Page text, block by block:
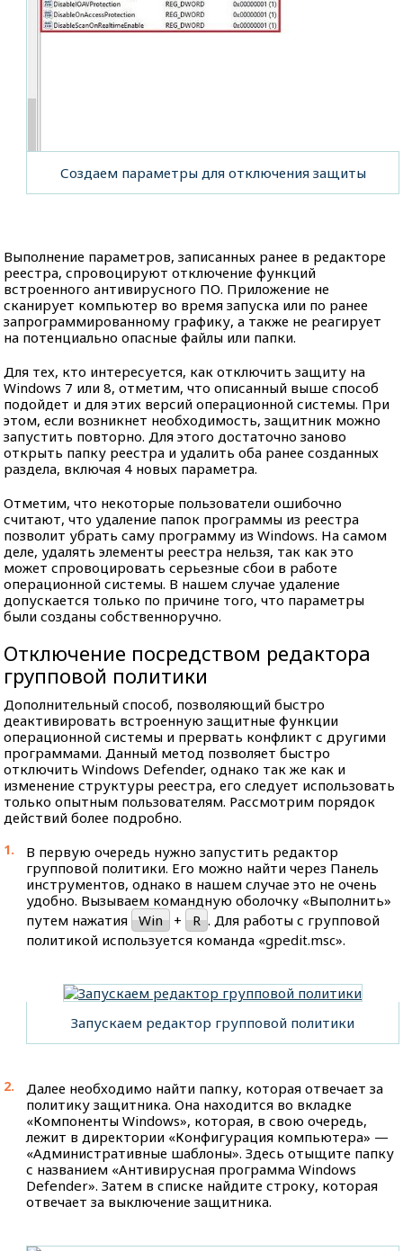
Создаем параметры для отключения защиты
Выполнение параметров, записанных ранее в редакторе
реестра, спровоцируют отключение функций
встроенного антивирусного ПО. Приложение не
сканирует компьютер во время запуска или по ранее
запрограммированному графику, а также не реагирует
на потенциально опасные файлы или папки.
Для тех, кто интересуется, как отключить защиту на
Windows 7 или 8, отметим, что описанный выше способ
подойдет и для этих версий операционной системы. При
этом, если возникнет необходимость, защитник можно
запустить повторно. Для этого достаточно заново
открыть папку реестра и удалить оба ранее созданных
раздела, включая 4 новых параметра.
Отметим, что некоторые пользователи ошибочно
считают, что удаление папок программы из реестра
позволит убрать саму программу из Windows. На самом
деле, удалять элементы реестра нельзя, так как это
может спровоцировать серьезные сбои в работе
операционной системы. В нашем случае удаление
допускается только по причине того, что параметры
были созданы собственноручно.
Отключение посредством редактора
групповой политики
Дополнительный способ, позволяющий быстро
деактивировать встроенную защитные функции
операционной системы и прервать конфликт с другими
программами. Данный метод позволяет быстро
отключить Windows Defender, однако так же как и
изменение структуры реестра, его следует использовать
только опытным пользователям. Рассмотрим порядок
действий более подробно.
В первую очередь нужно запустить редактор
групповой политики. Его можно найти через Панель
инструментов, однако в нашем случае это не очень
удобно. Вызываем командную оболочку «Выполнить»
путем нажатия
Win + R . Для работы с групповой
политикой используется команда «gpedit.msc».
Запускаем редактор групповой политики
Далее необходимо найти папку, которая отвечает за
политику защитника. Она находится во вкладке
«Компоненты Windows», которая, в свою очередь,
лежит в директории «Конфигурация компьютера» —
«Административные шаблоны». Здесь отыщите папку
с названием «Антивирусная программа Windows
Defender». Затем в списке найдите строку, которая
отвечает за выключение защитника.